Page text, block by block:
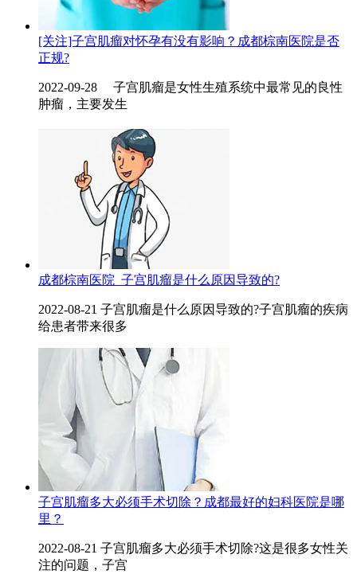
[关注]子宫肌瘤对怀孕有没有影响？成都棕南医院是否
正规?
2022-09-28 子宫肌瘤是女性生殖系统中最常见的良性
肿瘤，主要发生
成都棕南医院_子宫肌瘤是什么原因导致的?
2022-08-21 子宫肌瘤是什么原因导致的?子宫肌瘤的疾病
给患者带来很多
子宫肌瘤多大必须手术切除？成都最好的妇科医院是哪
里？
2022-08-21 子宫肌瘤多大必须手术切除?这是很多女性关
注的问题，子宫